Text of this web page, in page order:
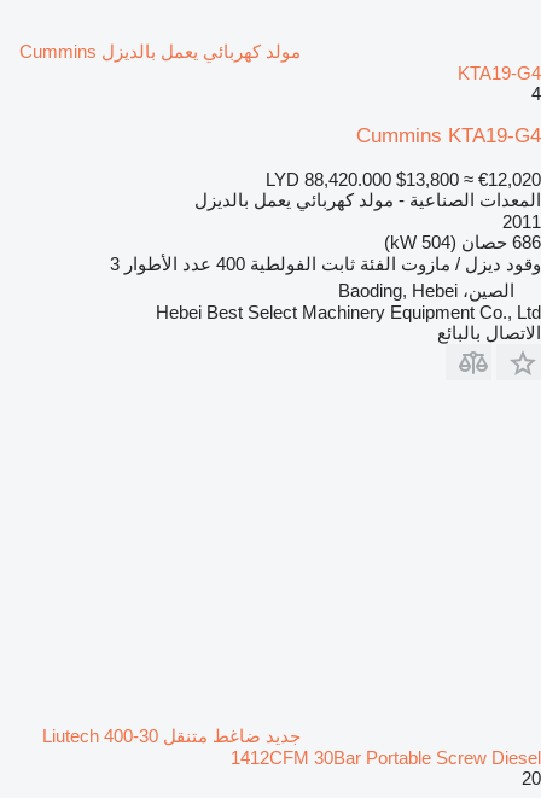
مولد كهربائي يعمل بالديزل Cummins
KTA19-G4
4
Cummins KTA19-G4
LYD 88,420.000 $13,800 ≈ €12,020
المعدات الصناعية - مولد كهربائي يعمل بالديزل
2011
686 حصان (504 kW)
وقود ديزل / مازوت الفئة ثابت الفولطية 400 عدد الأطوار 3
الصين، Baoding, Hebei
Hebei Best Select Machinery Equipment Co., Ltd
الاتصال بالبائع
جديد ضاغط متنقل Liutech 400-30
1412CFM 30Bar Portable Screw Diesel
20